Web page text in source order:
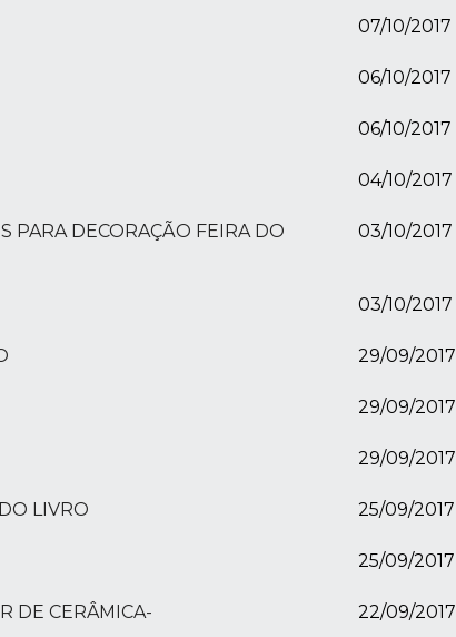
07/10/2017
06/10/2017
06/10/2017
04/10/2017
PARA DECORAÇÃO FEIRA DO
03/10/2017
03/10/2017
29/09/2017
29/09/2017
29/09/2017
LIVRO 25/09/2017
25/09/2017
DE CERÂMICA-
22/09/2017